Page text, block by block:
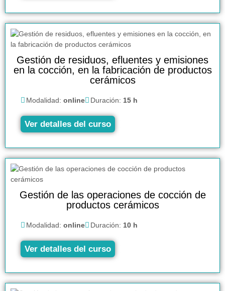
Gestión de residuos, efluentes y emisiones
en la cocción, en la fabricación de productos
cerámicos
Modalidad: online Duración: 15 h
Ver detalles del curso
Gestión de las operaciones de cocción de
productos cerámicos
Modalidad: online Duración: 10 h
Ver detalles del curso